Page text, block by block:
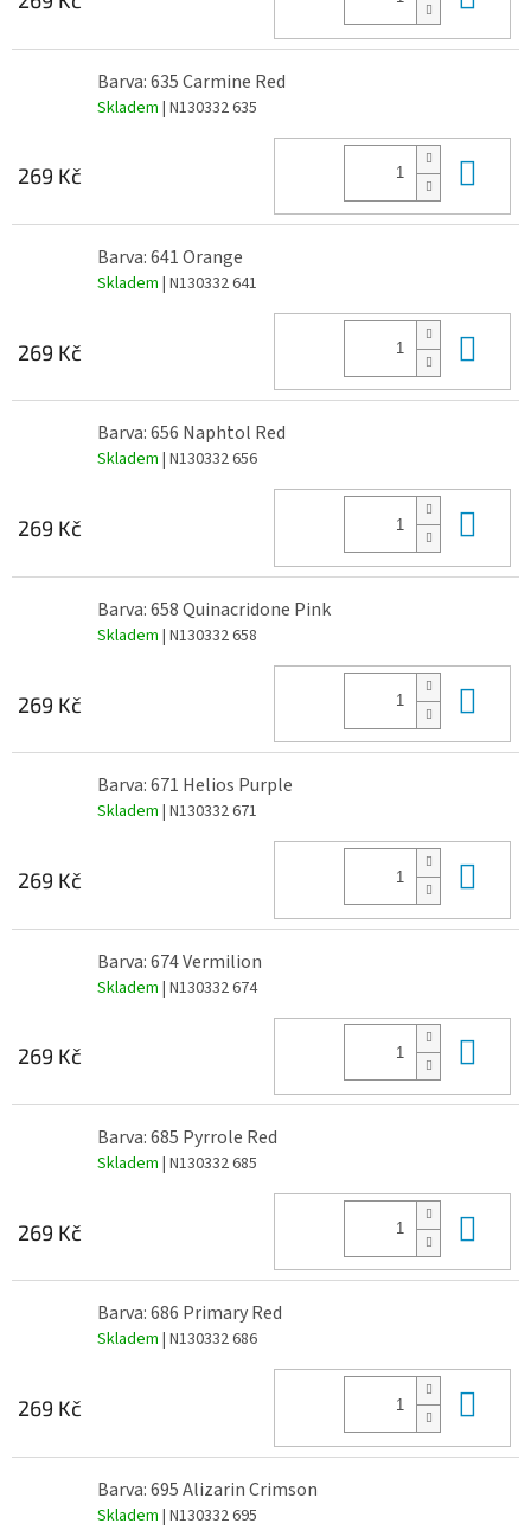
Barva: 635 Carmine Red
Skladem | N130332 635
269 Kč
Barva: 641 Orange
Skladem | N130332 641
269 Kč
Barva: 656 Naphtol Red
Skladem | N130332 656
269 Kč
Barva: 658 Quinacridone Pink
Skladem | N130332 658
269 Kč
Barva: 671 Helios Purple
Skladem | N130332 671
269 Kč
Barva: 674 Vermilion
Skladem | N130332 674
269 Kč
Barva: 685 Pyrrole Red
Skladem | N130332 685
269 Kč
Barva: 686 Primary Red
Skladem | N130332 686
269 Kč
Barva: 695 Alizarin Crimson
Skladem | N130332 695